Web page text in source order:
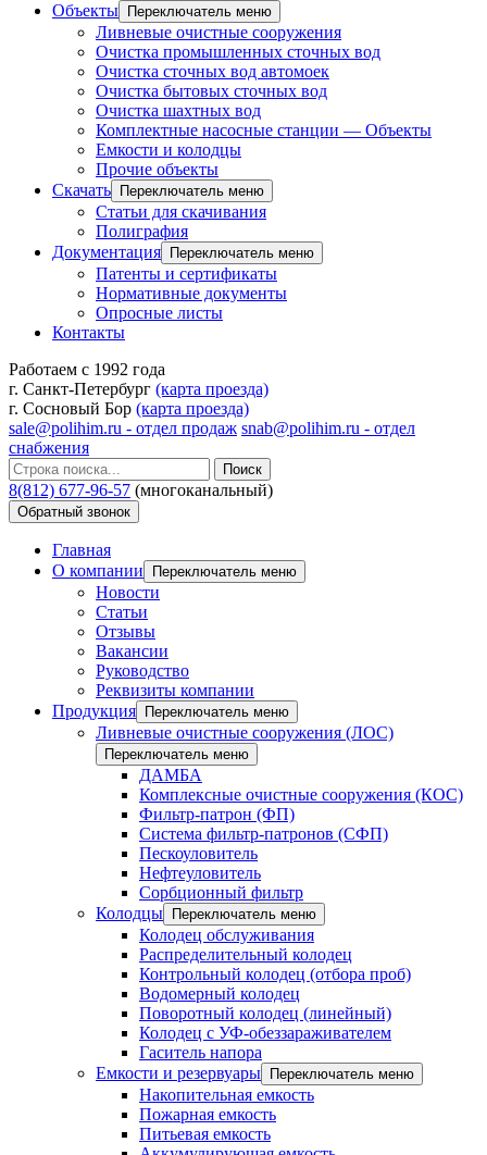
Объекты
Переключатель меню
Ливневые очистные сооружения
Очистка промышленных сточных вод
Очистка сточных вод автомоек
Очистка бытовых сточных вод
Очистка шахтных вод
Комплектные насосные станции — Объекты
Емкости и колодцы
Прочие объекты
Скачать
Переключатель меню
Статьи для скачивания
Полиграфия
Документация
Переключатель меню
Патенты и сертификаты
Нормативные документы
Опросные листы
Контакты
Работаем с 1992 года
г. Санкт-Петербург (карта проезда)
г. Сосновый Бор (карта проезда)
sale@polihim.ru - отдел продаж snab@polihim.ru - отдел
снабжения
Поиск
8(812) 677-96-57 (многоканальный)
Обратный звонок
Главная
О компании
Переключатель меню
Новости
Статьи
Отзывы
Вакансии
Руководство
Реквизиты компании
Продукция
Переключатель меню
Ливневые очистные сооружения (ЛОС)
Переключатель меню
ДАМБА
Комплексные очистные сооружения (КОС)
Фильтр-патрон (ФП)
Система фильтр-патронов (СФП)
Пескоуловитель
Нефтеуловитель
Сорбционный фильтр
Колодцы
Переключатель меню
Колодец обслуживания
Распределительный колодец
Контрольный колодец (отбора проб)
Водомерный колодец
Поворотный колодец (линейный)
Колодец с УФ-обеззараживателем
Гаситель напора
Емкости и резервуары
Переключатель меню
Накопительная емкость
Пожарная емкость
Питьевая емкость